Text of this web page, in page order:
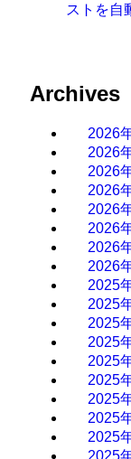
ストを自
Archives
2026
2026
2026
2026
2026
2026
2026
2026
2025
2025
2025
2025
2025
2025
2025
2025
2025
2025